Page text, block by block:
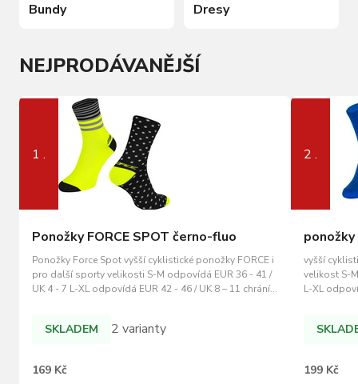
Bundy Dresy
NEJPRODÁVANĚJŠÍ
1 .
Ponožky FORCE SPOT černo-fluo
Ponožky Force Spot vyšší cyklistické ponožky FORCE i
pro další sporty velikosti S-M odpovídá EUR 36 - 41 /
UK 4 - 7 L-XL odpovídá EUR 42 - 46 / UK 8 – 11 chrání
85%, Elastan 15%
SKLADEM 2 varianty
169 Kč
2 .
ponožky
vyšší
velikost S-
L-XL
85%,
199 Kč